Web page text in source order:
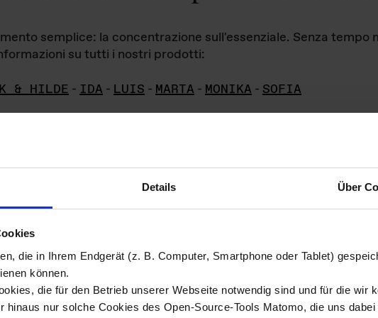
Details Über
die in Ihrem Endgerät (z. B. Computer, Smartphone oder Tablet)
können.
die für den Betrieb unserer Webseite notwendig sind und für die wir
hinaus nur solche Cookies des Open-Source-Tools Matomo, die uns dabei
semplice: la concentrazione sull'essenziale. Senza tempo
su tutti i nostri prodotti:
& HILDE - IDA - LUIS - MARTA - MONIKA - SOFIA
di
materiale fotografico sono detenuti daDas ganze Leben